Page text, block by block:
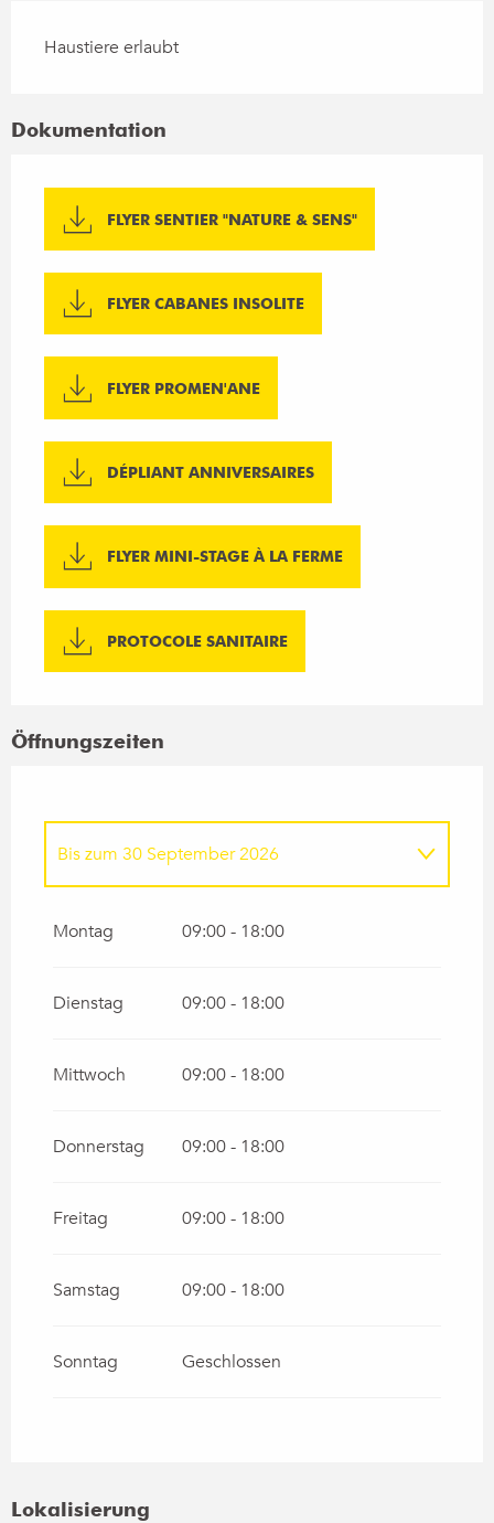
Haustiere erlaubt
Dokumentation
FLYER SENTIER "NATURE & SENS"
FLYER CABANES INSOLITE
FLYER PROMEN'ANE
DÉPLIANT ANNIVERSAIRES
FLYER MINI-STAGE À LA FERME
PROTOCOLE SANITAIRE
Öffnungszeiten
Bis zum 30 September 2026
Dezember 2026
Montag 09:00 - 18:00
Dienstag 09:00 - 18:00
Mittwoch 09:00 - 18:00
Donnerstag 09:00 - 18:00
Freitag 09:00 - 18:00
Samstag 09:00 - 18:00
Sonntag Geschlossen
Lokalisierung